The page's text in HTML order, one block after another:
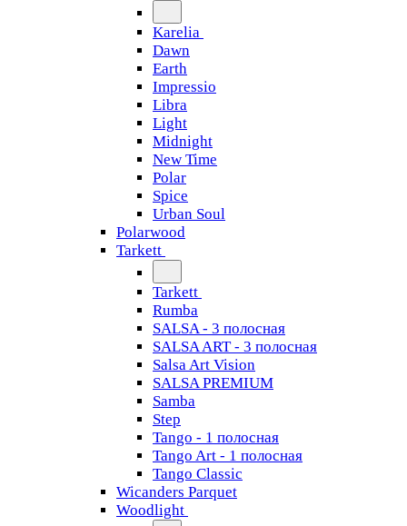
Karelia
Dawn
Earth
Impressio
Libra
Light
Midnight
New Time
Polar
Spice
Urban Soul
Polarwood
Tarkett
Tarkett
Rumba
SALSA - 3 полосная
SALSA ART - 3 полосная
Salsa Art Vision
SALSA PREMIUM
Samba
Step
Tango - 1 полосная
Tango Art - 1 полосная
Tango Classiс
Wicanders Parquet
Woodlight